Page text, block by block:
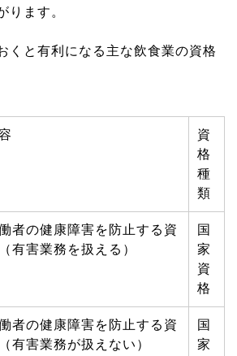
ります。
くと有利になる主な飲食業の資格
資
格
種
類
者の健康障害を防止する資
有害業務を扱える）
国
家
資
格
者の健康障害を防止する資
有害業務が扱えない）
国
家